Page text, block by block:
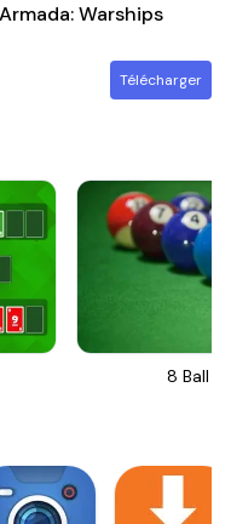
Warships
Télécharger
8 Ball